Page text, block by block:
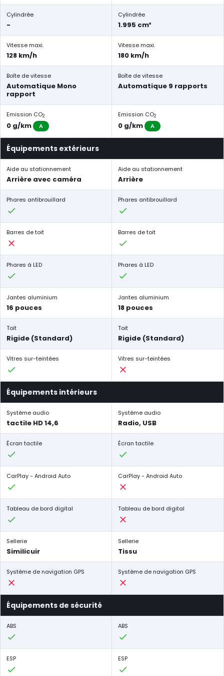
Cylindrée
-
Cylindrée
1.995 cm³
Vitesse maxi.
128 km/h
Vitesse maxi.
180 km/h
Boîte de vitesse
Automatique Mono
rapport
Boîte de vitesse
Automatique 9 rapports
Emission CO2
0 g/km A
Emission CO2
0 g/km A
Équipements extérieurs
Aide au stationnement
Arrière avec caméra
Aide au stationnement
Arrière
Phares antibrouillard Phares antibrouillard
Barres de toit Barres de toit
Phares à LED Phares à LED
Jantes aluminium
16 pouces
Jantes aluminium
18 pouces
Toit
Rigide (Standard)
Toit
Rigide (Standard)
Vitres sur-teintées Vitres sur-teintées
Équipements intérieurs
Système audio
tactile HD 14,6
Système audio
Radio, USB
Écran tactile Écran tactile
CarPlay - Android Auto CarPlay - Android Auto
Tableau de bord digital Tableau de bord digital
Sellerie
Similicuir
Sellerie
Tissu
Système de navigation GPS Système de navigation GPS
Équipements de sécurité
ABS ABS
ESP ESP